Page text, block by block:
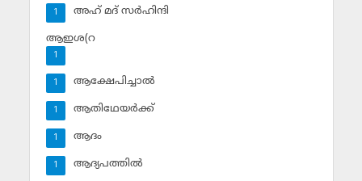
അഹ് മദ് സര്‍ഹിന്ദി
1
ആഇശ(റ
1
ആക്ഷേപിച്ചാല്‍
1
ആതിഥേയര്‍ക്ക്
1
ആദം
1
ആദ്യപത്തില്‍
1